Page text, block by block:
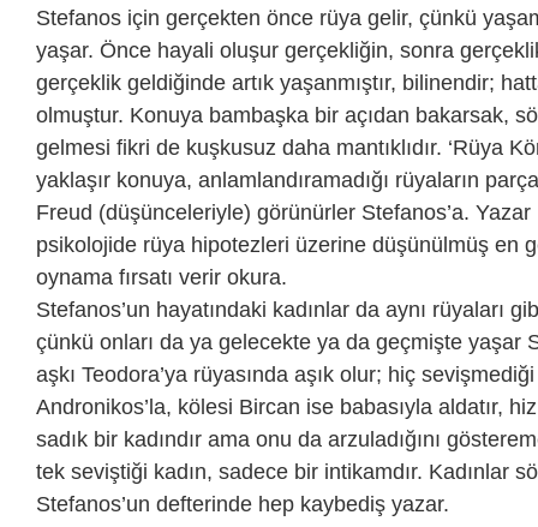
Stefanos için gerçekten önce rüya gelir, çünkü
yaşar. Önce hayali oluşur gerçekliğin, sonra
gerçeklik geldiğinde artık yaşanmıştır, bilinendir;
olmuştur. Konuya bambaşka bir açıdan bakarsak,
gelmesi fikri de kuşkusuz daha mantıklıdır. ‘Rüya
yaklaşır konuya, anlamlandıramadığı rüyaların
Freud (düşünceleriyle) görünürler Stefanos’a.
psikolojide rüya hipotezleri üzerine düşünülmüş en
oynama fırsatı verir okura.
Stefanos’un hayatındaki kadınlar da aynı rüyaları
çünkü onları da ya gelecekte ya da geçmişte yaşar
aşkı Teodora’ya rüyasında aşık olur; hiç
Andronikos’la, kölesi Bircan ise babasıyla aldatır,
sadık bir kadındır ama onu da arzuladığını
tek seviştiği kadın, sadece bir intikamdır. Kadınlar
Stefanos’un defterinde hep kaybediş yazar.